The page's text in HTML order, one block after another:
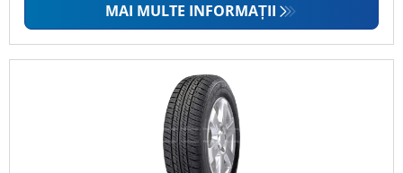
MAI MULTE INFORMAȚII